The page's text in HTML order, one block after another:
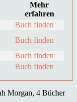
Mehr
erfahren
Buch finden
Buch finden
Buch finden
Buch finden
Morgan, 4 Bücher